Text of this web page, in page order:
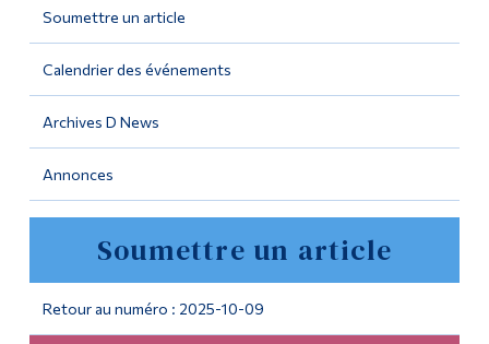
Soumettre un article
Calendrier des événements
Archives D News
Annonces
Soumettre un article
Retour au numéro : 2025-10-09
Outils
Programmes
Formation continue
Admissions